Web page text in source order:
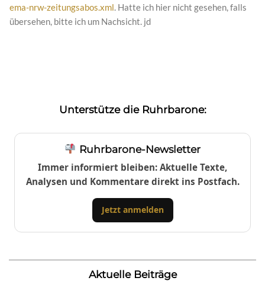
ema-nrw-zeitungsabos.xml. Hatte ich hier nicht gesehen, falls
übersehen, bitte ich um Nachsicht. jd
Unterstütze die Ruhrbarone:
Ruhrbarone-Newsletter
Immer informiert bleiben: Aktuelle Texte,
Analysen und Kommentare direkt ins Postfach.
Jetzt anmelden
Aktuelle Beiträge